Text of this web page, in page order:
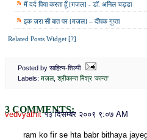
मैं दर्द पिया करता हूँ [ग़ज़ल] - डॉ. अनिल चड्डा
इक ज़रा सी बात पर [ग़ज़ल] – दीपक गुप्ता
Related Posts Widget [?]
Posted by साहित्य-शिल्पी
Labels: ग़ज़ल, श्रीकान्त मिश्र 'कान्त'
3 COMMENTS:
vedvyathit १३ दिसम्बर २००९ ९:०७ AM
ram ko fir se hta babr bithaya